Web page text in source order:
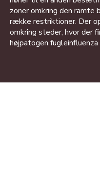
zoner omkring den
række restriktioner. Der
omkring steder, hvor der
højpatogen